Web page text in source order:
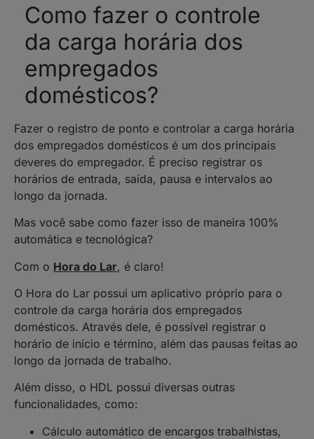
Como fazer o controle
da carga horária dos
empregados
domésticos?
Fazer o registro de ponto e controlar a carga horária
dos empregados domésticos é um dos principais
deveres do empregador. É preciso registrar os
horários de entrada, saída, pausa e intervalos ao
longo da jornada.
Mas você sabe como fazer isso de maneira 100%
automática e tecnológica?
Com o Hora do Lar, é claro!
O Hora do Lar possui um aplicativo próprio para o
controle da carga horária dos empregados
domésticos. Através dele, é possível registrar o
horário de início e término, além das pausas feitas ao
longo da jornada de trabalho.
Além disso, o HDL possui diversas outras
funcionalidades, como:
Cálculo automático de encargos trabalhistas,